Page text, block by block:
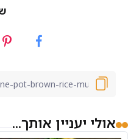
אולי יעניין אותך...